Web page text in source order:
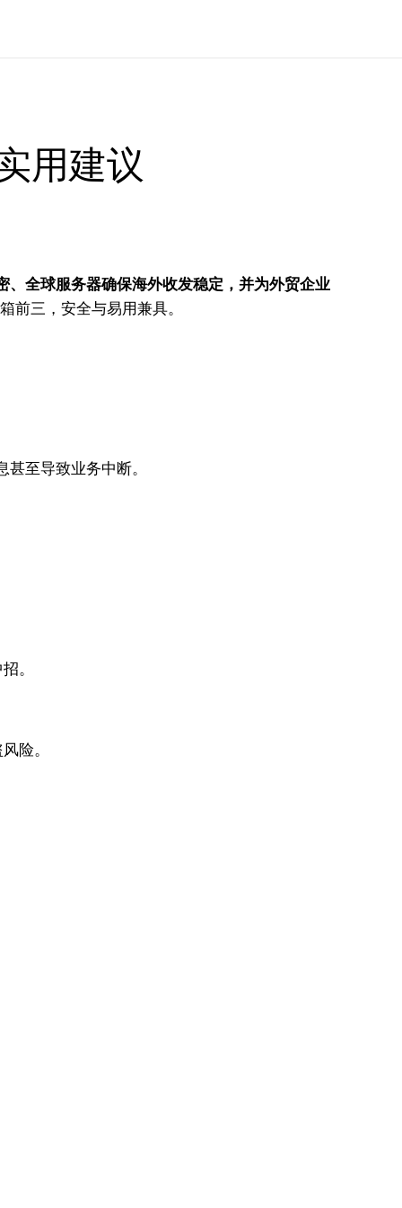
用建议
全球服务器确保海外收发稳定，并为外贸企业
前三，安全与易用兼具。
至导致业务中断。
。
险。